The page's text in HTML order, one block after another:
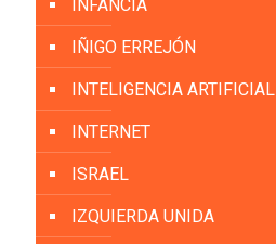
INFANCIA
IÑIGO ERREJÓN
INTELIGENCIA ARTIFICIAL
INTERNET
ISRAEL
IZQUIERDA UNIDA